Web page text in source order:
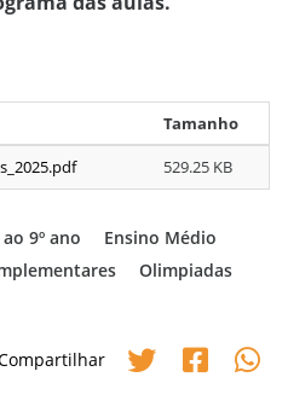
Tamanho
529.25 KB
ao 9º ano
Ensino Médio
Olimpiadas